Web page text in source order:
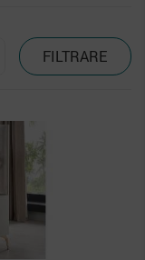
FILTRARE